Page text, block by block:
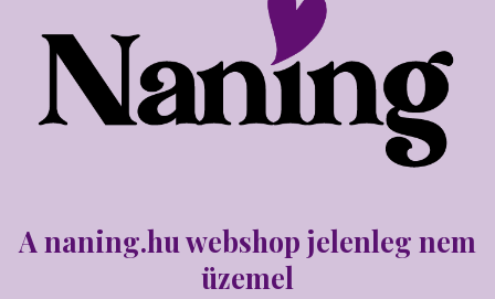
A naning.hu webshop jelenleg nem
üzemel